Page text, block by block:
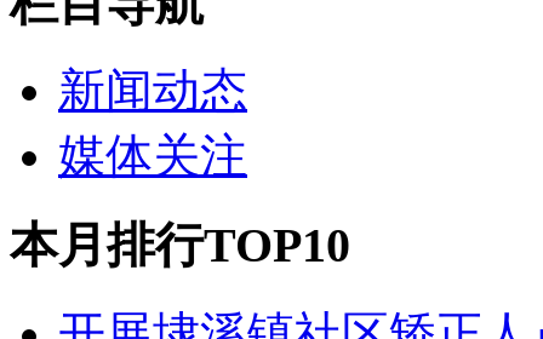
新闻动态
媒体关注
本月排行TOP10